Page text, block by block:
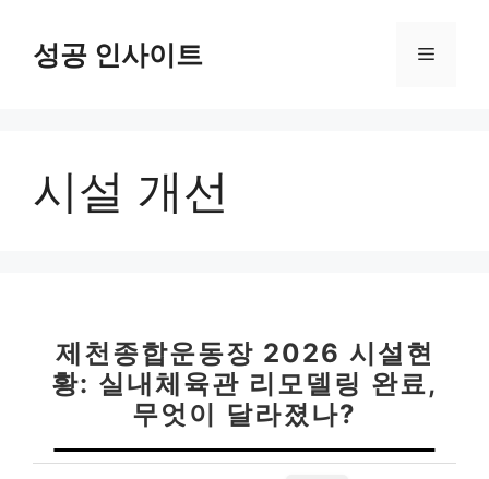
성공 인사이트 메
시설 개선
제천종합운동장 2026 시설현
황: 실내체육관 리모델링 완료,
무엇이 달라졌나?